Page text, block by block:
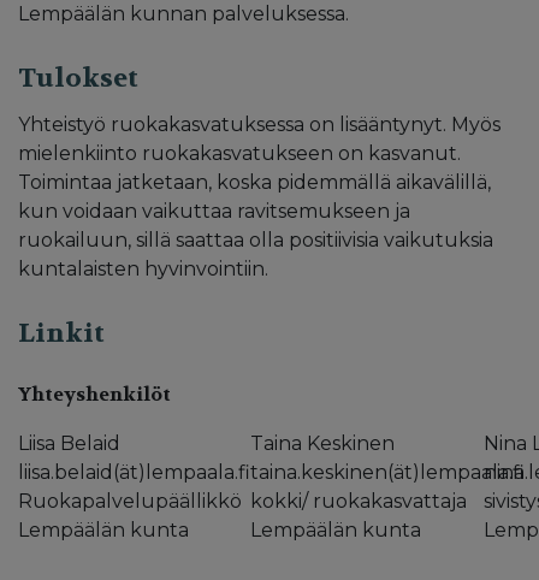
Lempäälän kunnan palveluksessa.
Tulokset
Yhteistyö ruokakasvatuksessa on lisääntynyt. Myös
mielenkiinto ruokakasvatukseen on kasvanut.
Toimintaa jatketaan, koska pidemmällä aikavälillä,
kun voidaan vaikuttaa ravitsemukseen ja
ruokailuun, sillä saattaa olla positiivisia vaikutuksia
kuntalaisten hyvinvointiin.
Linkit
Yhteyshenkilöt
Liisa Belaid
liisa.belaid(ät)lempaala.fi
Ruokapalvelupäällikkö
Lempäälän kunta
Taina Keskinen
taina.keskinen(ät)lempaala.fi
kokki/ ruokakasvattaja
Lempäälän kunta
Nina